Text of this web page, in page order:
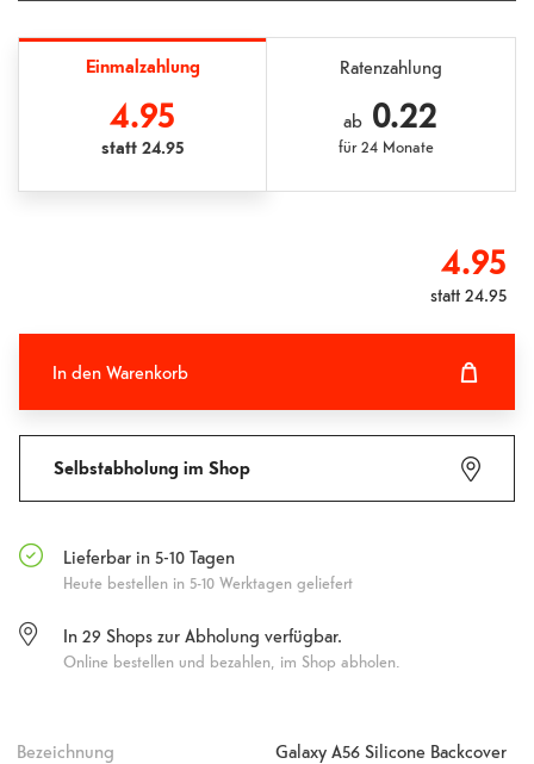
Einmalzahlung
4.95
statt24.95
Ratenzahlung
ab 0.22
für24 Monate
4.95
statt24.95
In den Warenkorb
Selbstabholung im Shop
Lieferbar in 5-10 Tagen
Heute bestellen in 5-10 Werktagen geliefert
In 29Shops zur Abholung verfügbar.
Online bestellen und bezahlen, im Shop abholen.
Bezeichnung Galaxy A56 Silicone Backcover